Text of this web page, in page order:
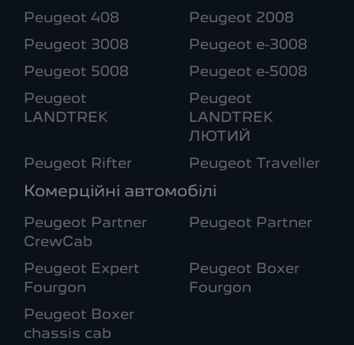
Peugeot 408 Peugeot 2008
Peugeot 3008 Peugeot e-3008
Peugeot 5008 Peugeot e-5008
Peugeot
LANDTREK
Peugeot
LANDTREK
ЛЮТИЙ
Peugeot Rifter Peugeot Traveller
Комерційні автомобілі
Peugeot Partner
CrewCab
Peugeot Partner
Peugeot Expert
Fourgon
Peugeot Boxer
Fourgon
Peugeot Boxer
chassis cab